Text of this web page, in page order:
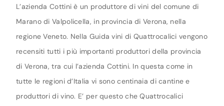
L’azienda Cottini è un produttore di vini del comune di
Marano di Valpolicella, in provincia di Verona, nella
regione Veneto. Nella Guida vini di Quattrocalici vengono
recensiti tutti i più importanti produttori della provincia
di Verona, tra cui l’azienda Cottini. In questa come in
tutte le regioni d’Italia vi sono centinaia di cantine e
produttori di vino. E’ per questo che Quattrocalici